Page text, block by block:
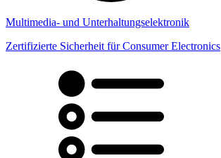
Multimedia- und Unterhaltungselektronik
Zertifizierte Sicherheit für Consumer Electronics